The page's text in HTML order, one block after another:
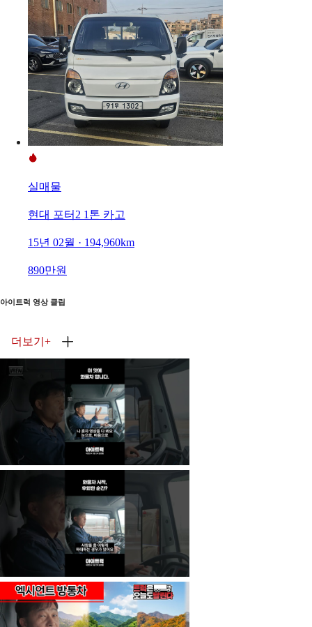
실매물
현대 포터2 1톤 카고
15년 02월 · 194,960km
890만원
아이트럭 영상 클립
더보기 +